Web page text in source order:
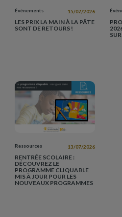
Événements 15/07/2026
LES PRIX LA MAIN À LA PÂTE
SONT DE RETOURS !
Ressources 13/07/2026
RENTRÉE SCOLAIRE :
DÉCOUVREZ LE
PROGRAMME CLIQUABLE
MIS À JOUR POUR LES
NOUVEAUX PROGRAMMES